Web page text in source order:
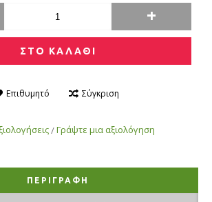
+
ΣΤΟ ΚΑΛΑΘΙ
Επιθυμητό Σύγκριση
/Γράψτε μια αξιολόγηση
ΠΕΡΙΓΡΑΦΉ